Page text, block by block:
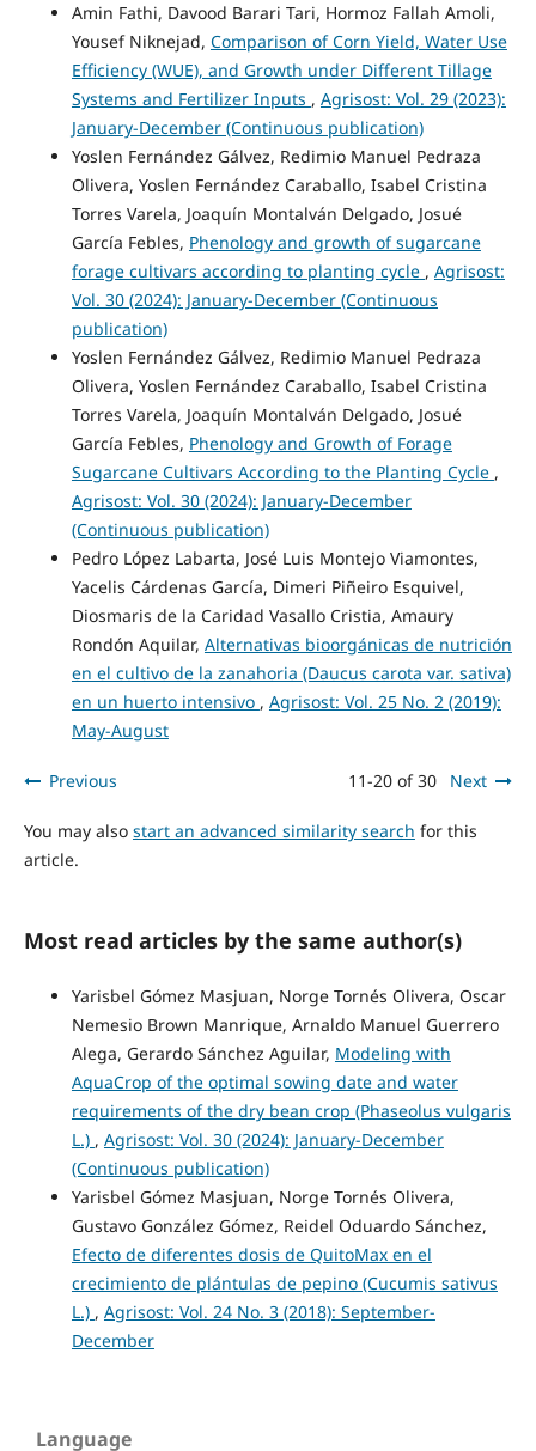
Amin Fathi, Davood Barari Tari, Hormoz Fallah Amoli,
Yousef Niknejad, Comparison of Corn Yield, Water Use
Efficiency (WUE), and Growth under Different Tillage
Systems and Fertilizer Inputs , Agrisost: Vol. 29 (2023):
January-December (Continuous publication)
Yoslen Fernández Gálvez, Redimio Manuel Pedraza
Olivera, Yoslen Fernández Caraballo, Isabel Cristina
Torres Varela, Joaquín Montalván Delgado, Josué
García Febles, Phenology and growth of sugarcane
forage cultivars according to planting cycle , Agrisost:
Vol. 30 (2024): January-December (Continuous
publication)
Yoslen Fernández Gálvez, Redimio Manuel Pedraza
Olivera, Yoslen Fernández Caraballo, Isabel Cristina
Torres Varela, Joaquín Montalván Delgado, Josué
García Febles, Phenology and Growth of Forage
Sugarcane Cultivars According to the Planting Cycle ,
Agrisost: Vol. 30 (2024): January-December
(Continuous publication)
Pedro López Labarta, José Luis Montejo Viamontes,
Yacelis Cárdenas García, Dimeri Piñeiro Esquivel,
Diosmaris de la Caridad Vasallo Cristia, Amaury
Rondón Aquilar, Alternativas bioorgánicas de nutrición
en el cultivo de la zanahoria (Daucus carota var. sativa)
en un huerto intensivo , Agrisost: Vol. 25 No. 2 (2019):
May-August
Previous 11-20 of 30 Next
You may also start an advanced similarity search for this
article.
Most read articles by the same author(s)
Yarisbel Gómez Masjuan, Norge Tornés Olivera, Oscar
Nemesio Brown Manrique, Arnaldo Manuel Guerrero
Alega, Gerardo Sánchez Aguilar, Modeling with
AquaCrop of the optimal sowing date and water
requirements of the dry bean crop (Phaseolus vulgaris
L.) , Agrisost: Vol. 30 (2024): January-December
(Continuous publication)
Yarisbel Gómez Masjuan, Norge Tornés Olivera,
Gustavo González Gómez, Reidel Oduardo Sánchez,
Efecto de diferentes dosis de QuitoMax en el
crecimiento de plántulas de pepino (Cucumis sativus
L.) , Agrisost: Vol. 24 No. 3 (2018): September-
December
Language